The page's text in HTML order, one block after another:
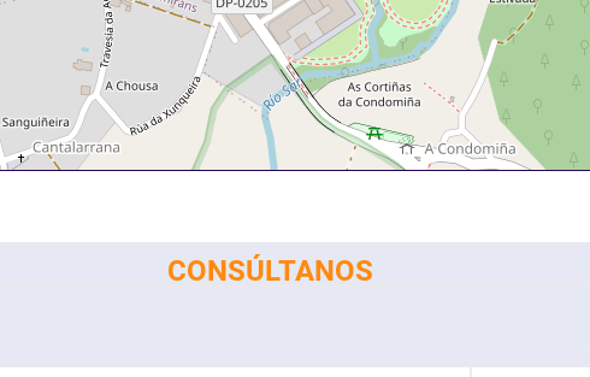
CONSÚLTANOS